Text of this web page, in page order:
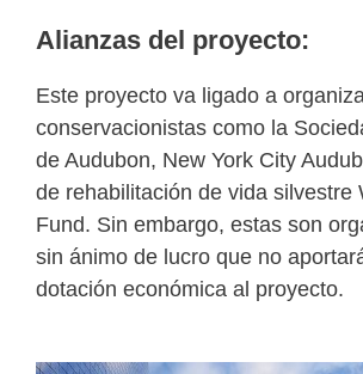
Alianzas del proyecto:
Este proyecto va ligado a
conservacionistas como la
de Audubon, New York City
de rehabilitación de vida silvestre
Fund. Sin embargo, estas son
sin ánimo de lucro que no
dotación económica al proyecto.